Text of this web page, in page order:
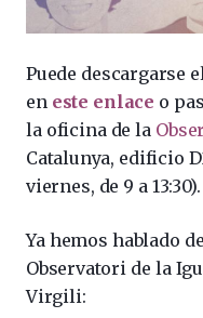
Puede descargarse
en este enlace o
la oficina de la
Catalunya, edificio
viernes, de 9 a 13:30).
Ya hemos hablado
Observatori de la
Virgili: